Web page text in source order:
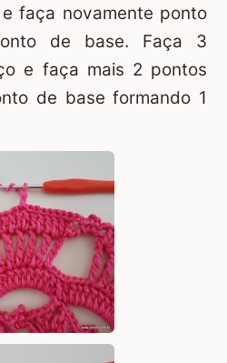
faça novamente ponto
de base. Faça 3
e faça mais 2 pontos
de base formando 1